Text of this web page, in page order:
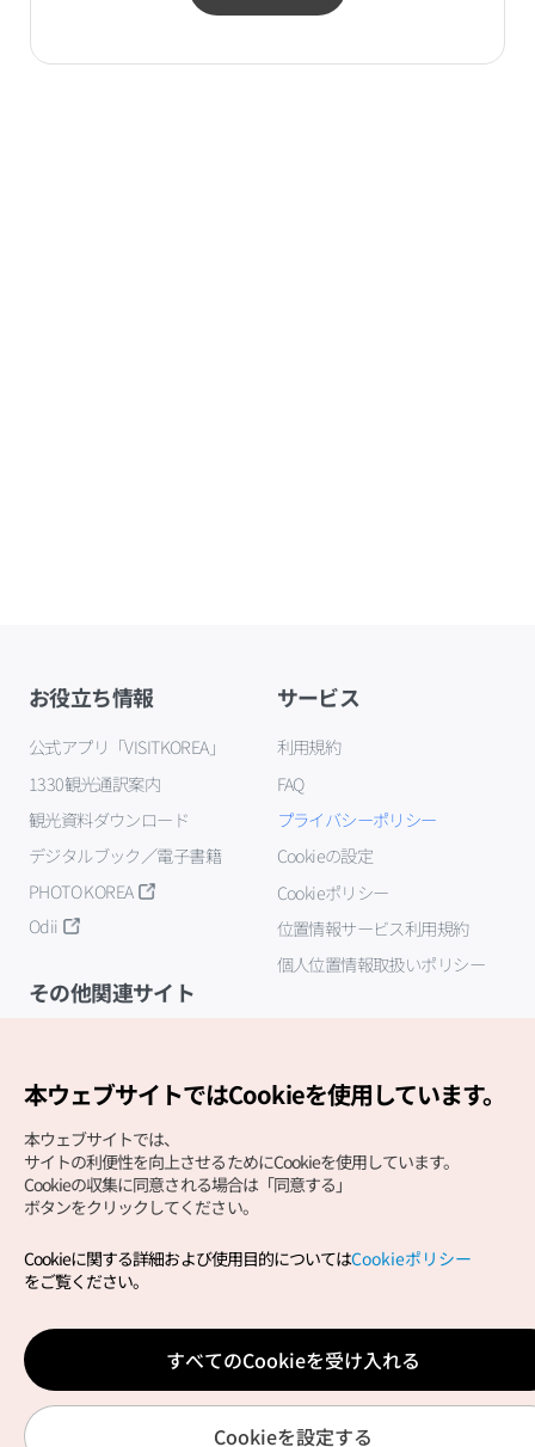
お役立ち情報
公式アプリ「VISITKOREA」
1330観光通訳案内
観光資料ダウンロード
デジタルブック／電子書籍
PHOTO KOREA
Odii
サービス
利用規約
FAQ
プライバシーポリシー
Cookieの設定
Cookieポリシー
位置情報サービス利用規約
個人位置情報取扱いポリシー
その他関連サイト
Copyright (c) Korea Tourism Organization All Rights
サイトエラー報告公式メール
japanese@knto.or.kr
本ウェブサイトではCookieを使用しています。
本ウェブサイトでは、
サイトの利便性を向上させるためにCookieを使用しています。
Cookieの収集に同意される場合は「同意する」
ボタンをクリックしてください。
Cookieに関する詳細および使用目的についてはCookieポリシー
をご覧ください。
すべてのCookieを受け入れる
Cookieを設定する